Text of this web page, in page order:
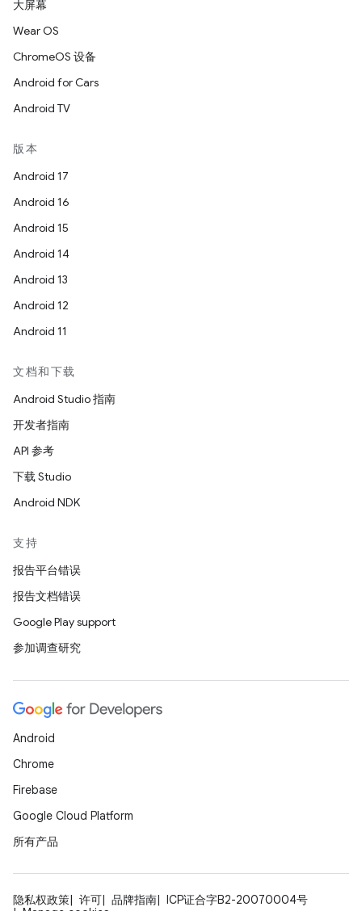
大屏幕
Wear OS
ChromeOS 设备
Android for Cars
Android TV
版本
Android 17
Android 16
Android 15
Android 14
Android 13
Android 12
Android 11
文档和下载
Android Studio 指南
开发者指南
API 参考
下载 Studio
Android NDK
支持
报告平台错误
报告文档错误
Google Play support
参加调查研究
Android
Chrome
Firebase
Google Cloud Platform
所有产品
隐私权政策 许可 品牌指南
ICP证合字B2-20070004号